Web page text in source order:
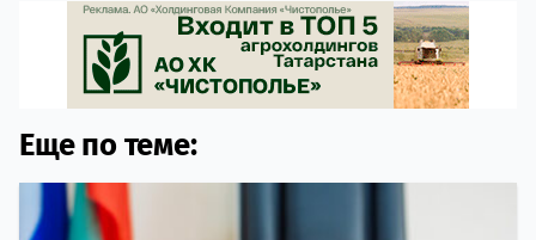
Еще по теме: